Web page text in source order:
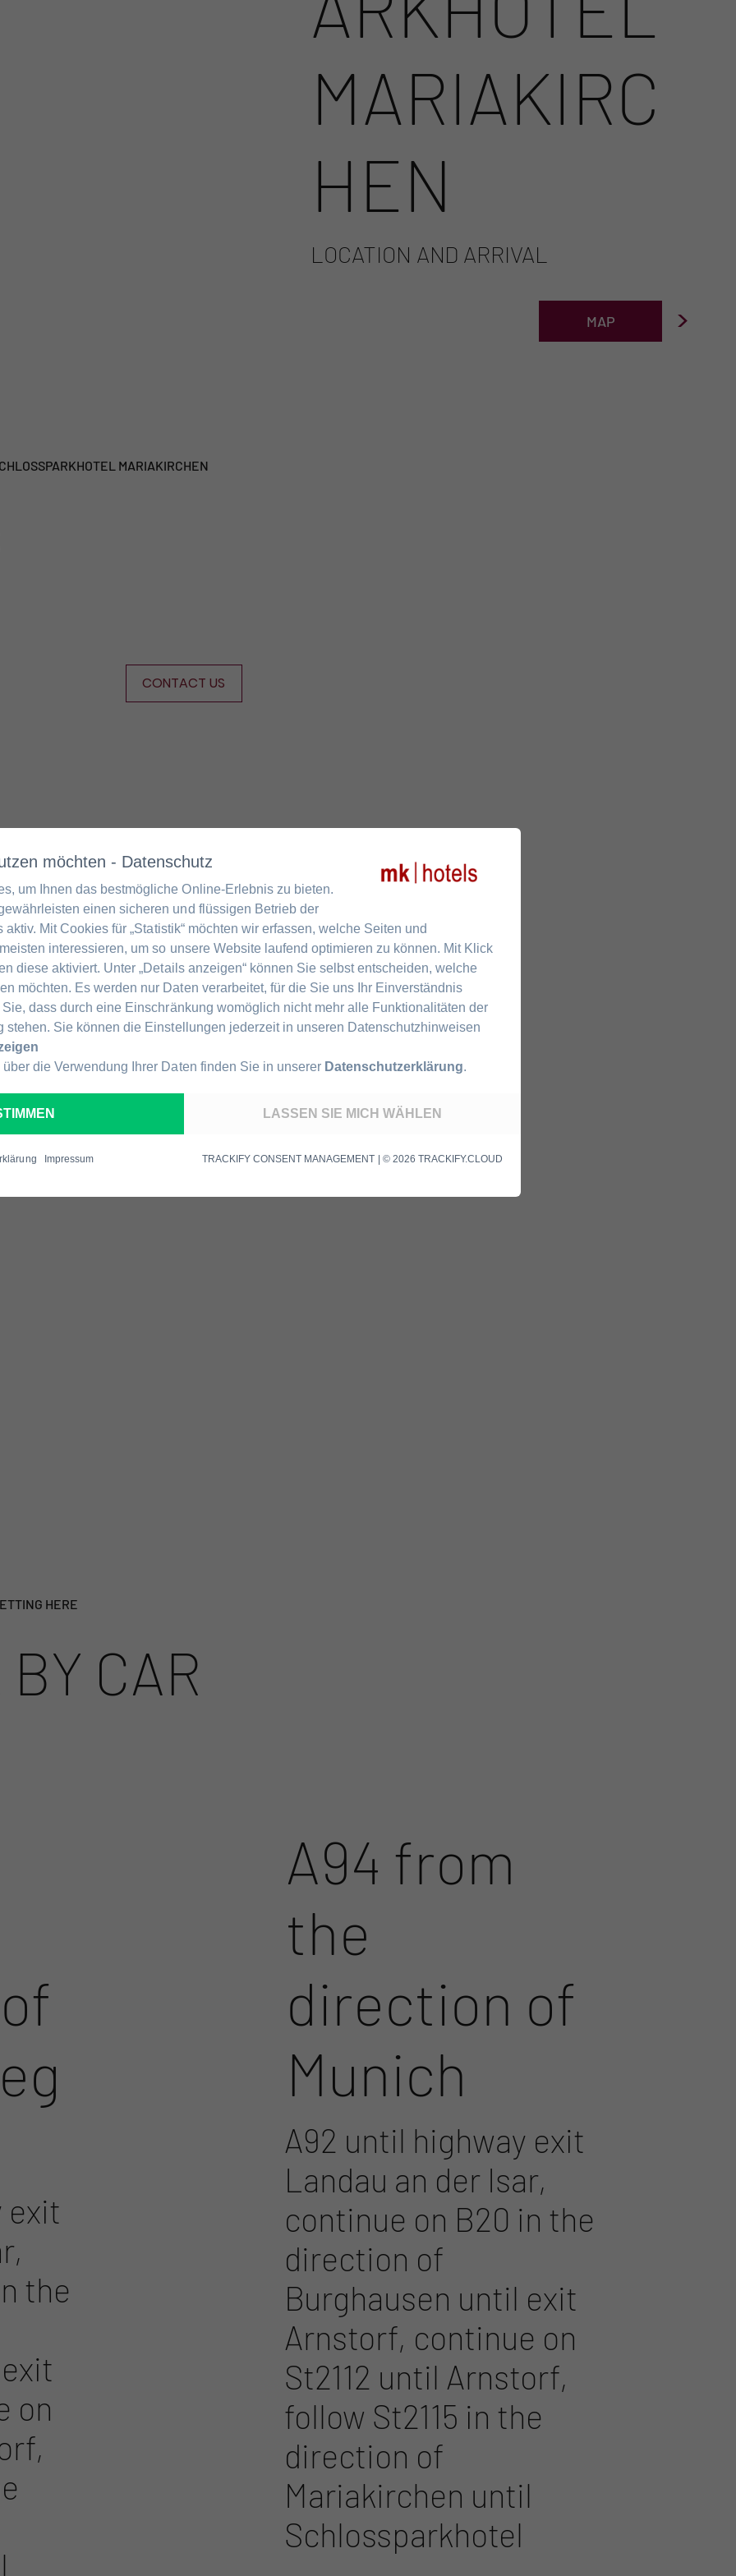
möchten - Datenschutz
um Ihnen das bestmögliche Online-Erlebnis zu bieten.
einen sicheren und flüssigen Betrieb der
Mit Cookies für „Statistik“ möchten wir erfassen, welche Seiten und
interessieren, um so unsere Website laufend optimieren zu können. Mit Klick
diese aktiviert. Unter „Details anzeigen“ können Sie selbst entscheiden, welche
möchten. Es werden nur Daten verarbeitet, für die Sie uns Ihr Einverständnis
dass durch eine Einschränkung womöglich nicht mehr alle Funktionalitäten der
stehen. Sie können die Einstellungen jederzeit in unseren Datenschutzhinweisen
die Verwendung Ihrer Daten finden Sie in unserer Datenschutzerklärung.
LASSEN SIE MICH WÄHLEN
TRACKIFY CONSENT MANAGEMENT | © 2026 TRACKIFY.CLOUD
Impressum
MARIAKIRCHEN
CONTACT US
MARIAKIRC
HEN
LOCATION AND ARRIVAL
MAP >
HERE
CAR
exit
the
on
A94 from
the
direction of
Munich
A92 until highway exit
Landau an der Isar,
continue on B20 in the
direction of
Burghausen until exit
Arnstorf, continue on
St2112 until Arnstorf,
follow St2115 in the
direction of
Mariakirchen until
Schlossparkhotel